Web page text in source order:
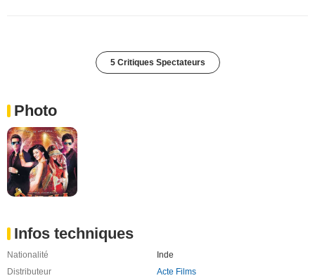
5 Critiques Spectateurs
Photo
Infos techniques
Nationalité
Inde
Distributeur
Acte Films